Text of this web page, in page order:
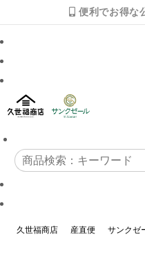
便利でお得な
久世福商店 産直便 サンクゼ